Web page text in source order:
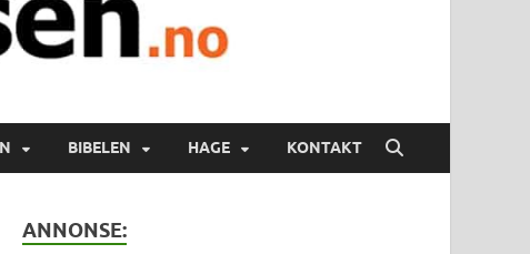
BIBELEN HAGE KONTAKT
ANNONSE: